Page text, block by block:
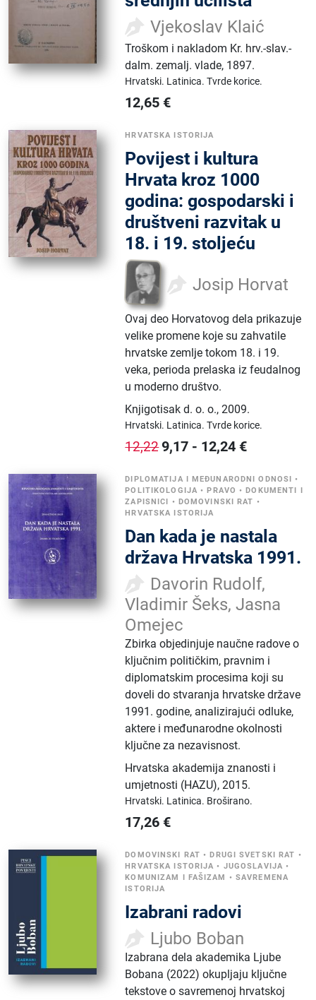
Vjekoslav Klaić
Troškom i nakladom Kr. hrv.-slav.-
dalm. zemalj. vlade, 1897.
Hrvatski. Latinica.Tvrde korice.
12,65 €
HRVATSKA ISTORIJA
Povijest i kultura
Hrvata kroz 1000
godina: gospodarski i
društveni razvitak u
18. i 19. stoljeću
Josip Horvat
Ovaj deo Horvatovog dela prikazuje
velike promene koje su zahvatile
hrvatske zemlje tokom 18. i 19.
veka, perioda prelaska iz feudalnog
u moderno društvo.
Knjigotisak d. o. o.,2009.
Hrvatski. Latinica.Tvrde korice.
12,229,17 - 12,24 €
DIPLOMATIJA I MEĐUNARODNI ODNOSI •
POLITIKOLOGIJA •PRAVO •DOKUMENTI I
ZAPISNICI • DOMOVINSKI RAT •
HRVATSKA ISTORIJA
Dan kada je nastala
država Hrvatska 1991.
Davorin Rudolf,
Vladimir Šeks, Jasna
Omejec
Zbirka objedinjuje naučne radove o
ključnim političkim, pravnim i
diplomatskim procesima koji su
doveli do stvaranja hrvatske države
1991. godine, analizirajući odluke,
aktere i međunarodne okolnosti
ključne za nezavisnost.
Hrvatska akademija znanosti i
umjetnosti (HAZU),2015.
Hrvatski. Latinica. Broširano.
17,26 €
DOMOVINSKI RAT •DRUGI SVETSKI RAT •
HRVATSKA ISTORIJA • JUGOSLAVIJA •
KOMUNIZAM I FAŠIZAM • SAVREMENA
ISTORIJA
Izabrani radovi
Ljubo Boban
Izabrana dela akademika Ljube
Bobana (2022) okupljaju ključne
tekstove o savremenoj hrvatskoj